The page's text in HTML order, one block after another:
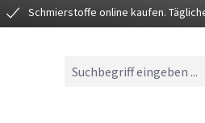
Schmierstoffe online kaufen.